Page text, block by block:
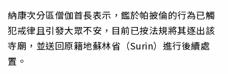
納康次分區僧伽首長表示，鑑於帕披倫的行為已觸
犯戒律且引發大眾不安，目前已按法規將其逐出該
寺廟，並送回原籍地蘇林省（Surin）進行後續處
置。